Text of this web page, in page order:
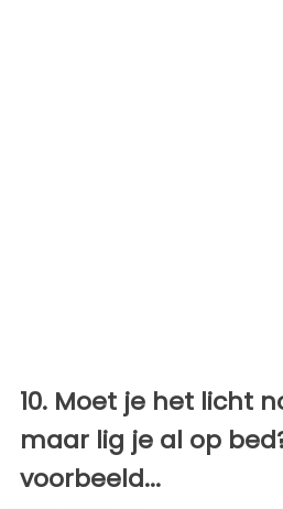
10. Moet je het licht
maar lig je al op
voorbeeld...